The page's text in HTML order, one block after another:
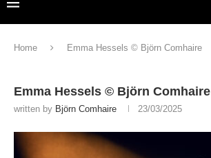
Home Emma Hessels © Björn Comhaire
Emma Hessels © Björn Comhaire
written by Björn Comhaire 23/03/2025